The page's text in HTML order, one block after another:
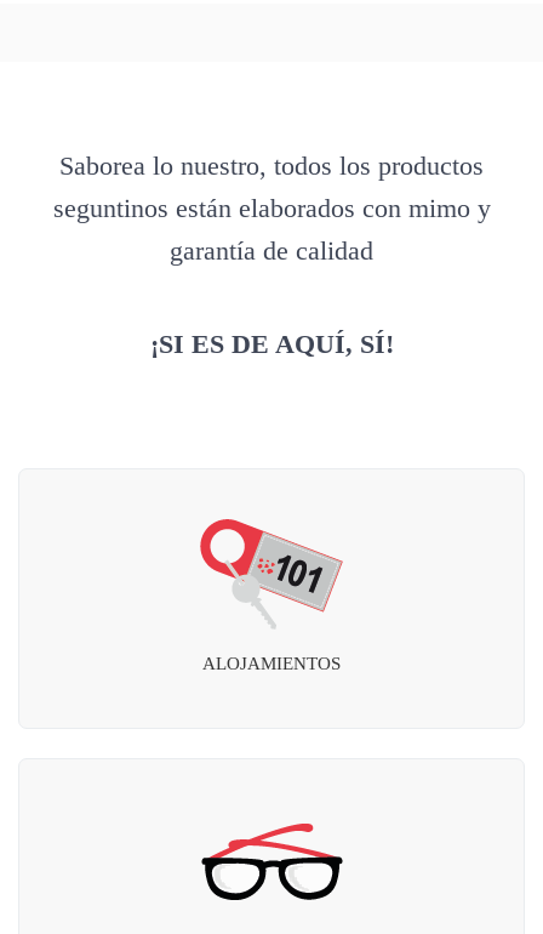
Saborea lo nuestro, todos los productos
seguntinos están elaborados con mimo y
garantía de calidad
¡SI ES DE AQUÍ, SÍ!
ALOJAMIENTOS